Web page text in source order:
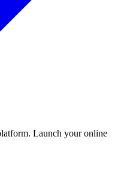
Launch your online